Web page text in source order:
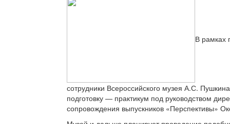
В рамках
сотрудники Всероссийского музея А.С.
подготовку — практикум под руководством
сопровождения выпускников «Перспективы»